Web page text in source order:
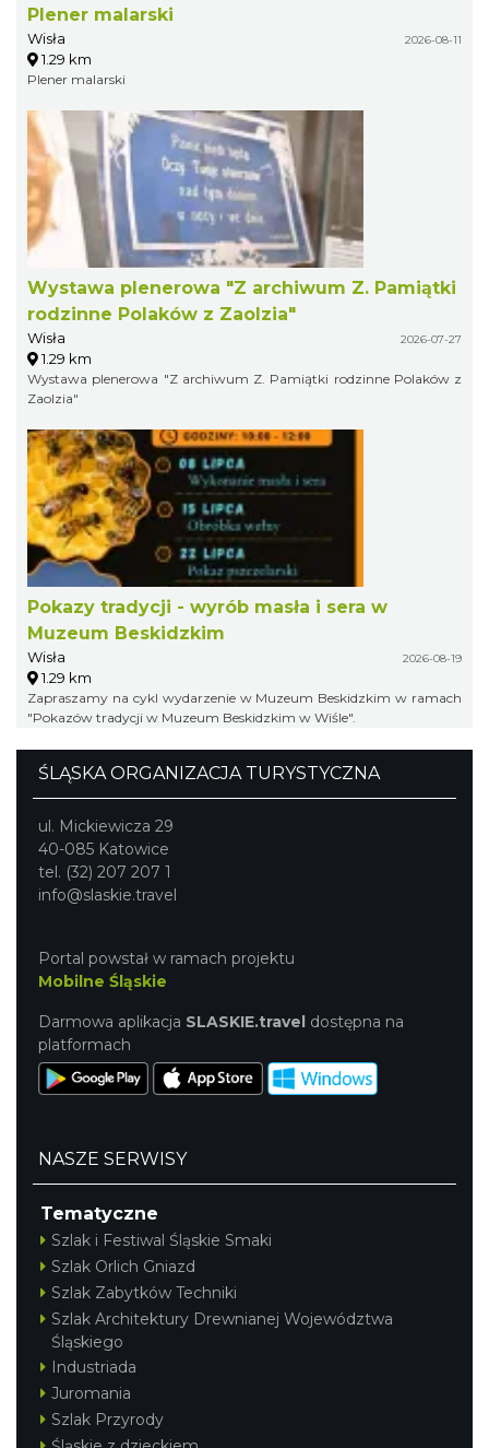
Plener malarski
Wisła 2026-08-11
1.29 km
Plener malarski
Wystawa plenerowa "Z archiwum Z. Pamiątki
rodzinne Polaków z Zaolzia"
Wisła 2026-07-27
1.29 km
Wystawa plenerowa "Z archiwum Z. Pamiątki rodzinne Polaków z
Zaolzia"
Pokazy tradycji - wyrób masła i sera w
Muzeum Beskidzkim
Wisła 2026-08-19
1.29 km
Zapraszamy na cykl wydarzenie w Muzeum Beskidzkim w ramach
"Pokazów tradycji w Muzeum Beskidzkim w Wiśle".
ŚLĄSKA ORGANIZACJA TURYSTYCZNA
ul. Mickiewicza 29
40-085 Katowice
tel. (32) 207 207 1
info@slaskie.travel
Portal powstał w ramach projektu
Mobilne Śląskie
Darmowa aplikacja SLASKIE.travel dostępna na
platformach
NASZE SERWISY
Tematyczne
Szlak i Festiwal Śląskie Smaki
Szlak Orlich Gniazd
Szlak Zabytków Techniki
Szlak Architektury Drewnianej Województwa
Śląskiego
Industriada
Juromania
Szlak Przyrody